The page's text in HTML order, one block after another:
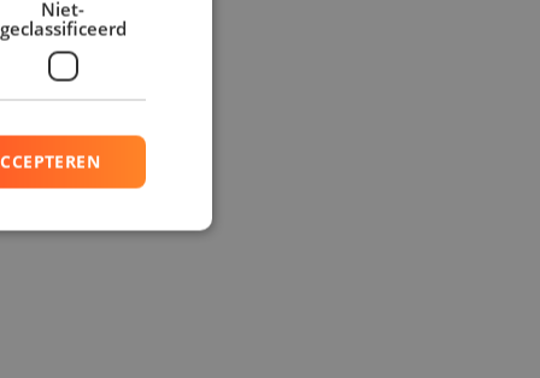
Niet-
geclassificeerd
en